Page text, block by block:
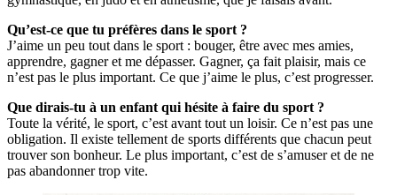
Qu’est-ce que tu préfères dans le sport ?
J’aime un peu tout dans le sport : bouger, être avec mes amies,
apprendre, gagner et me dépasser. Gagner, ça fait plaisir, mais ce
n’est pas le plus important. Ce que j’aime le plus, c’est progresser.
Que dirais-tu à un enfant qui hésite à faire du sport ?
Toute la vérité, le sport, c’est avant tout un loisir. Ce n’est pas une
obligation. Il existe tellement de sports différents que chacun peut
trouver son bonheur. Le plus important, c’est de s’amuser et de ne
pas abandonner trop vite.